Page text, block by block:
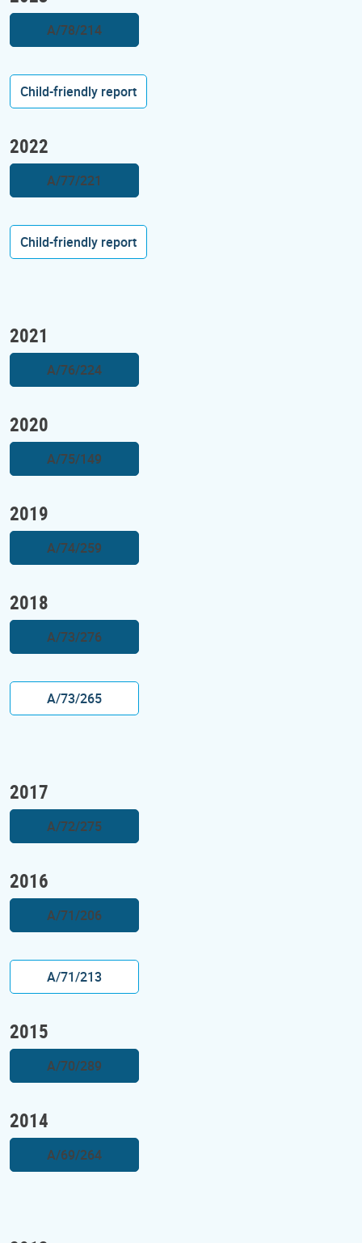
A/78/214
Child-friendly report
2022
A/77/221
Child-friendly report
2021
A/76/224
2020
A/75/149
2019
A/74/259
2018
A/73/276
A/73/265
2017
A/72/275
2016
A/71/206
A/71/213
2015
A/70/289
2014
A/69/264